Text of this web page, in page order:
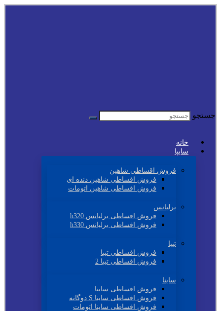
جستجو
خانه
سایپا
فروش اقساطی شاهین
فروش اقساطی شاهین دنده ای
فروش اقساطی شاهین اتومات
برلیانس
فروش اقساطی برلیانس h320
فروش اقساطی برلیانس h330
تیبا
فروش اقساطی تیبا
فروش اقساطی تیبا 2
ساینا
فروش اقساطی ساینا
فروش اقساطی ساینا S دوگانه
فروش اقساطی ساینا اتومات